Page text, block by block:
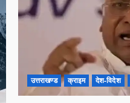
उत्तराखण्ड क्राइम देश-विदेश